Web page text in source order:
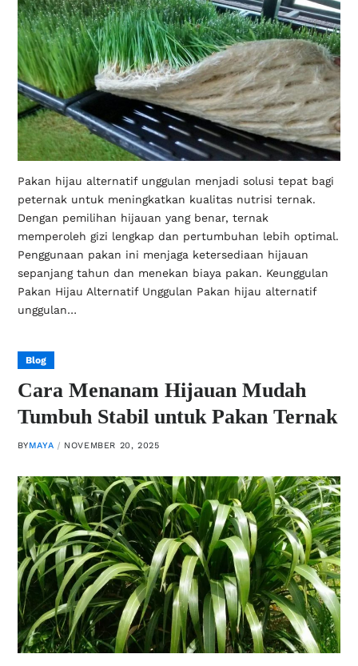
Pakan hijau alternatif unggulan menjadi solusi tepat bagi
peternak untuk meningkatkan kualitas nutrisi ternak.
Dengan pemilihan hijauan yang benar, ternak
memperoleh gizi lengkap dan pertumbuhan lebih optimal.
Penggunaan pakan ini menjaga ketersediaan hijauan
sepanjang tahun dan menekan biaya pakan. Keunggulan
Pakan Hijau Alternatif Unggulan Pakan hijau alternatif
unggulan…
Blog
Cara Menanam Hijauan Mudah
Tumbuh Stabil untuk Pakan Ternak
BYMAYA NOVEMBER 20, 2025